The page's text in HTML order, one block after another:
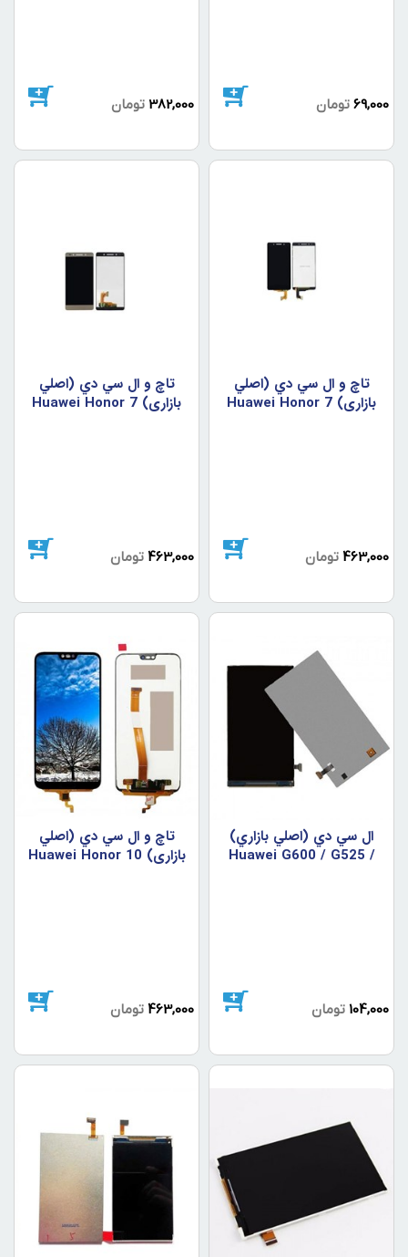
69,000 تومان 382,000 تومان
تاچ و ال سي دي (اصلي
بازاري) Huawei Honor 7
463,000 تومان
تاچ و ال سي دي (اصلي
بازاري) Huawei Honor 7
463,000 تومان
ال سي دي (اصلي بازاري)
Huawei G600 / G525 /
104,000 تومان
تاچ و ال سي دي (اصلي
بازاري) Huawei Honor 10
463,000 تومان